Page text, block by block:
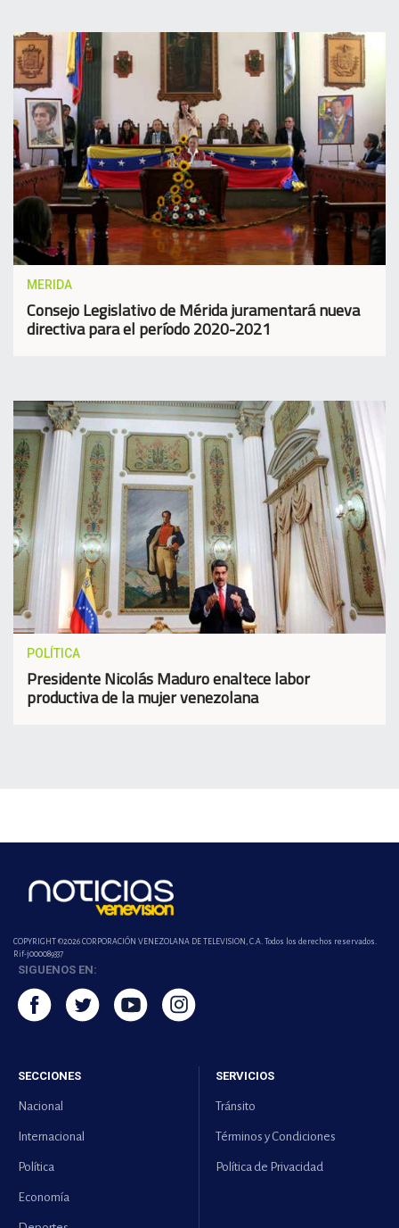
MERIDA
Consejo Legislativo de Mérida juramentará nueva
directiva para el período 2020-2021
POLÍTICA
Presidente Nicolás Maduro enaltece labor
productiva de la mujer venezolana
COPYRIGHT ©2026 CORPORACIÓN VENEZOLANA DE TELEVISION, C.A. Todos los derechos reservados.
Rif-j000089337
SIGUENOS EN:
SECCIONES
Nacional
Internacional
Política
Economía
SERVICIOS
Tránsito
Términos y Condiciones
Política de Privacidad